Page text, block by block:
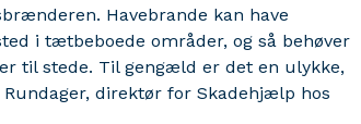
Havebrande kan have
i tætbeboede områder, og så behøver
til stede. Til gengæld er det en ulykke,
direktør for Skadehjælp hos